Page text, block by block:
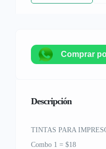
Comprar
Descripción
TINTAS PARA
Combo 1 = $18